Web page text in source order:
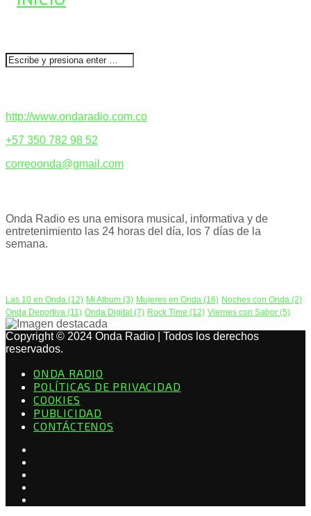
http://www.ondaradio.com.co
+57 350 782 98 52
correoonda@gmail.com
Onda Radio es una emisora musical, informativa y de
entretenimiento las 24 horas del día, los 7 días de la
semana.
Las 10 en Onda (12) Mi Album (3) Mujeres en Onda (16) Noches con Onda (2)
Onda Deportiva (11) Onda Digital (7) Rock Time (12) Viernes con Sabor (5)
Copyright © 2024 Onda Radio | Todos los derechos
reservados.
ONDA RADIO
POLÍTICAS DE PRIVACIDAD
COOKIES
PUBLICIDAD
CONTÁCTENOS